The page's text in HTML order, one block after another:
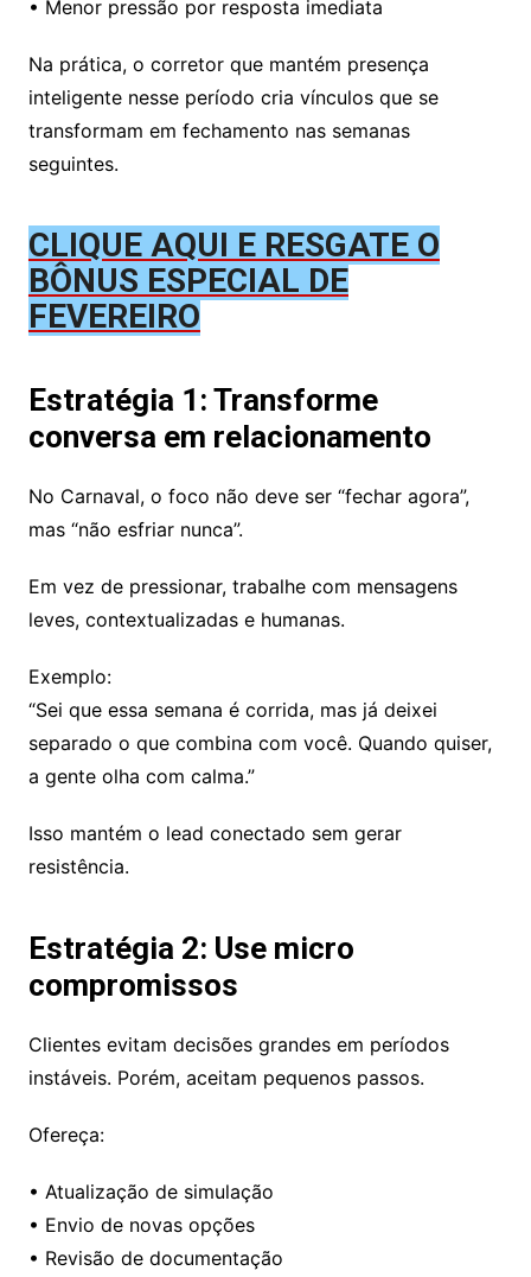
• Menor pressão por resposta imediata
Na prática, o corretor que mantém presença
inteligente nesse período cria vínculos que se
transformam em fechamento nas semanas
seguintes.
CLIQUE AQUI E RESGATE O
BÔNUS ESPECIAL DE
FEVEREIRO
Estratégia 1: Transforme
conversa em relacionamento
No Carnaval, o foco não deve ser “fechar agora”,
mas “não esfriar nunca”.
Em vez de pressionar, trabalhe com mensagens
leves, contextualizadas e humanas.
Exemplo:
“Sei que essa semana é corrida, mas já deixei
separado o que combina com você. Quando quiser,
a gente olha com calma.”
Isso mantém o lead conectado sem gerar
resistência.
Estratégia 2: Use micro
compromissos
Clientes evitam decisões grandes em períodos
instáveis. Porém, aceitam pequenos passos.
Ofereça:
• Atualização de simulação
• Envio de novas opções
• Revisão de documentação